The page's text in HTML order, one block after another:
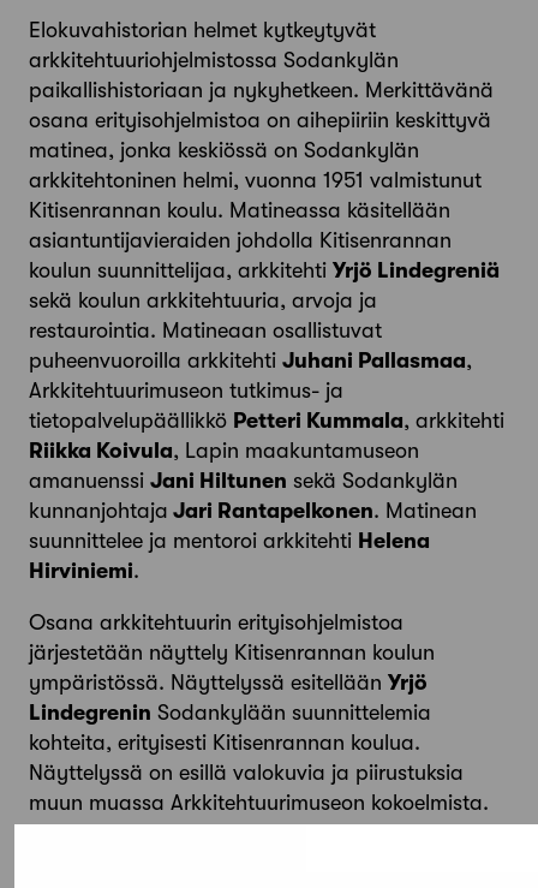
Elokuvahistorian helmet kytkeytyvät
arkkitehtuuriohjelmistossa Sodankylän
paikallishistoriaan ja nykyhetkeen. Merkittävänä
osana erityisohjelmistoa on aihepiiriin keskittyvä
matinea, jonka keskiössä on Sodankylän
arkkitehtoninen helmi, vuonna 1951 valmistunut
Kitisenrannan koulu. Matineassa käsitellään
asiantuntijavieraiden johdolla Kitisenrannan
koulun suunnittelijaa, arkkitehti Yrjö Lindegreniä
sekä koulun arkkitehtuuria, arvoja ja
restaurointia. Matineaan osallistuvat
puheenvuoroilla arkkitehti Juhani Pallasmaa,
Arkkitehtuurimuseon tutkimus- ja
tietopalvelupäällikkö Petteri Kummala, arkkitehti
Riikka Koivula, Lapin maakuntamuseon
amanuenssi Jani Hiltunen sekä Sodankylän
kunnanjohtaja Jari Rantapelkonen. Matinean
suunnittelee ja mentoroi arkkitehti Helena
Hirviniemi.
Osana arkkitehtuurin erityisohjelmistoa
järjestetään näyttely Kitisenrannan koulun
ympäristössä. Näyttelyssä esitellään Yrjö
Lindegrenin Sodankylään suunnittelemia
kohteita, erityisesti Kitisenrannan koulua.
Näyttelyssä on esillä valokuvia ja piirustuksia
muun muassa Arkkitehtuurimuseon kokoelmista.